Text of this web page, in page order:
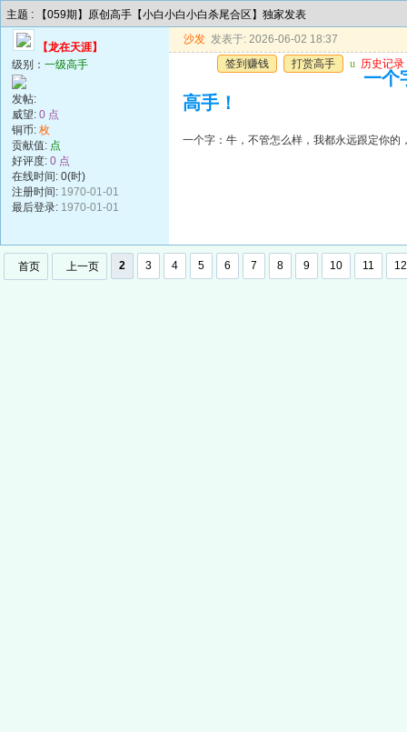
主题 : 【059期】原创高手【小白小白小白杀尾合区】独家发表
【龙在天涯】
级别： 一级高手
发帖:
威望: 0 点
铜币: 枚
贡献值: 点
好评度: 0 点
在线时间: 0(时)
注册时间: 1970-01-01
最后登录: 1970-01-01
沙发 发表于: 2026-06-02 18:37
签到赚钱
打赏高手 u 历史记录
一个
高手！
一个字：牛，不管怎么样，我都永远跟定你的
首页 上一页 2 3 4 5 6 7 8 9 10 11 12